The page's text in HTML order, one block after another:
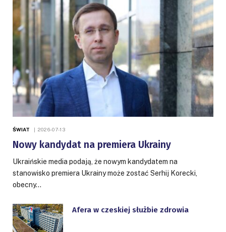
ŚWIAT 2026-07-13
Nowy kandydat na premiera Ukrainy
Ukraińskie media podają, że nowym kandydatem na
stanowisko premiera Ukrainy może zostać Serhij Korecki,
obecny…
Afera w czeskiej służbie zdrowia